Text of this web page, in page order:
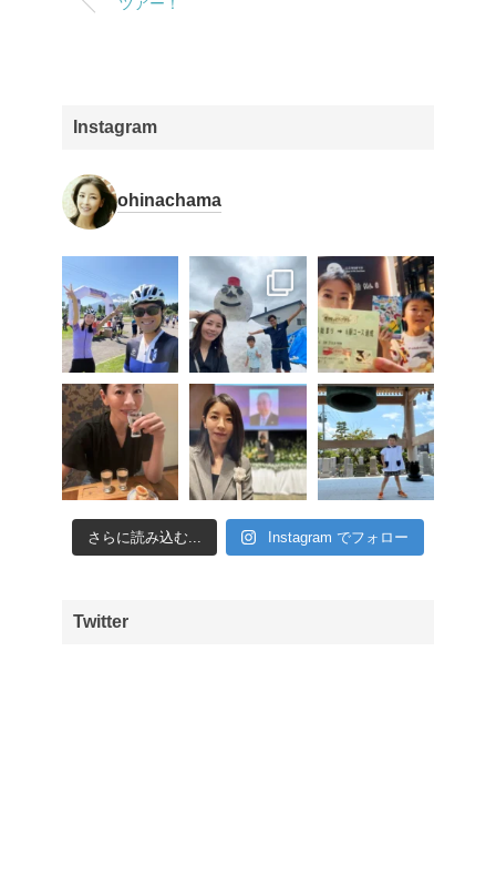
Instagram
ohinachama
さらに読み込む... Instagram でフォロー
Twitter